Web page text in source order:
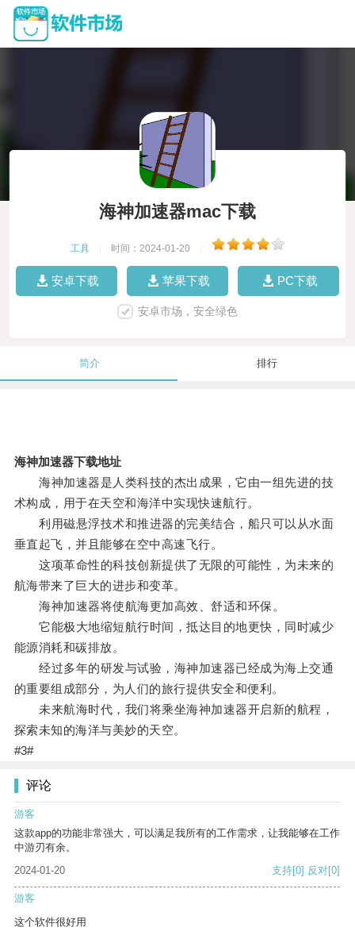
海神加速器mac下载
工具 时间：2024-01-20
安卓下载 苹果下载 PC下载
安卓市场，安全绿色
简介 排行
海神加速器下载地址
海神加速器是人类科技的杰出成果，它由一组先进的技
术构成，用于在天空和海洋中实现快速航行。
利用磁悬浮技术和推进器的完美结合，船只可以从水面
垂直起飞，并且能够在空中高速飞行。
这项革命性的科技创新提供了无限的可能性，为未来的
航海带来了巨大的进步和变革。
海神加速器将使航海更加高效、舒适和环保。
它能极大地缩短航行时间，抵达目的地更快，同时减少
能源消耗和碳排放。
经过多年的研发与试验，海神加速器已经成为海上交通
的重要组成部分，为人们的旅行提供安全和便利。
未来航海时代，我们将乘坐海神加速器开启新的航程，
探索未知的海洋与美妙的天空。
#3#
评论
游客
这款app的功能非常强大，可以满足我所有的工作需求，让我能够在工作
中游刃有余。
2024-01-20
支持[0] 反对[0]
游客
这个软件很好用